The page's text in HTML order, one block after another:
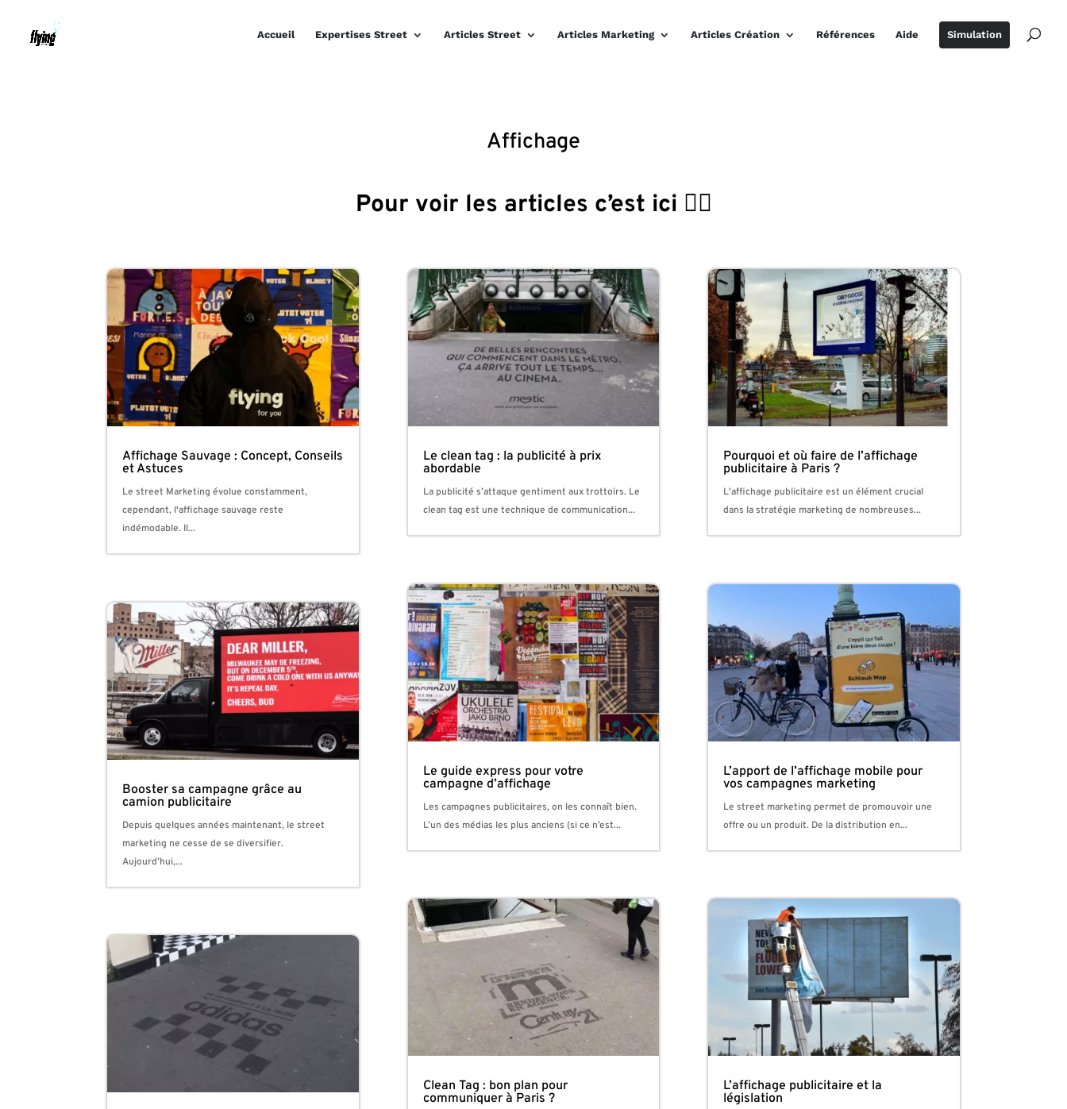
Accueil Expertises Street Articles Street Articles Marketing Articles Création Références Aide Simulation
Affichage
Pour voir les articles c’est ici 👇🏼
Affichage Sauvage : Concept, Conseils
et Astuces
Le street Marketing évolue constamment,
cependant, l'affichage sauvage reste
indémodable. Il...
Booster sa campagne grâce au
camion publicitaire
Depuis quelques années maintenant, le street
marketing ne cesse de se diversifier.
Aujourd’hui,...
Le clean tag : la publicité à prix
abordable
La publicité s’attaque gentiment aux trottoirs. Le
clean tag est une technique de communication...
Le guide express pour votre
campagne d’affichage
Les campagnes publicitaires, on les connaît bien.
L’un des médias les plus anciens (si ce n’est...
Clean Tag : bon plan pour
communiquer à Paris ?
Pourquoi et où faire de l’affichage
publicitaire à Paris ?
L'affichage publicitaire est un élément crucial
dans la stratégie marketing de nombreuses...
L’apport de l’affichage mobile pour
vos campagnes marketing
Le street marketing permet de promouvoir une
offre ou un produit. De la distribution en...
L’affichage publicitaire et la
législation